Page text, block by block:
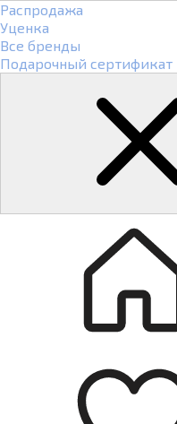
Распродажа
Уценка
Все бренды
Подарочный сертификат